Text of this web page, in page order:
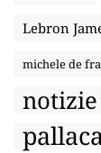
Lebron
michele de
notizie